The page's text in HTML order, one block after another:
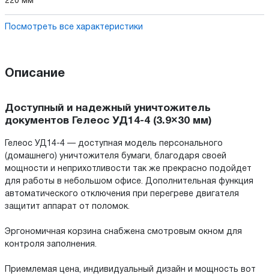
Посмотреть все характеристики
Описание
Доступный и надежный уничтожитель
документов Гелеос УД14-4 (3.9×30 мм)
Гелеос УД14-4 — доступная модель персонального
(домашнего) уничтожителя бумаги, благодаря своей
мощности и неприхотливости так же прекрасно подойдет
для работы в небольшом офисе. Дополнительная функция
автоматического отключения при перегреве двигателя
защитит аппарат от поломок.
Эргономичная корзина снабжена смотровым окном для
контроля заполнения.
Приемлемая цена, индивидуальный дизайн и мощность вот